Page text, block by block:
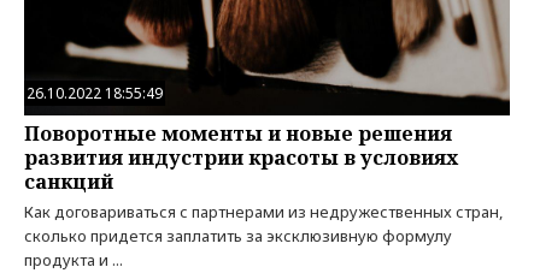
26.10.2022 18:55:49
Поворотные моменты и новые решения
развития индустрии красоты в условиях
санкций
Как договариваться с партнерами из недружественных стран,
сколько придется заплатить за эксклюзивную формулу
продукта и ...